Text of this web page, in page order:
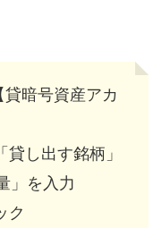
暗号資産アカ
し出す銘柄」
」を入力
ク